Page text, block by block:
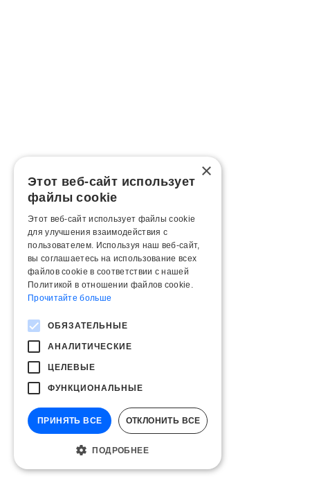
×
Этот веб-сайт использует
файлы cookie
Этот веб-сайт использует файлы cookie
для улучшения взаимодействия с
пользователем. Используя наш веб-сайт,
вы соглашаетесь на использование всех
файлов cookie в соответствии с нашей
Политикой в ​​отношении файлов cookie.
Прочитайте больше
ОБЯЗАТЕЛЬНЫЕ
АНАЛИТИЧЕСКИЕ
ЦЕЛЕВЫЕ
ФУНКЦИОНАЛЬНЫЕ
ПРИНЯТЬ ВСЕ ОТКЛОНИТЬ ВСЕ
ПОДРОБНЕЕ